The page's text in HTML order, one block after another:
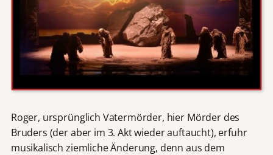
Roger, ursprünglich Vatermörder, hier Mörder des
Bruders (der aber im 3. Akt wieder auftaucht), erfuhr
musikalisch ziemliche Änderung, denn aus dem